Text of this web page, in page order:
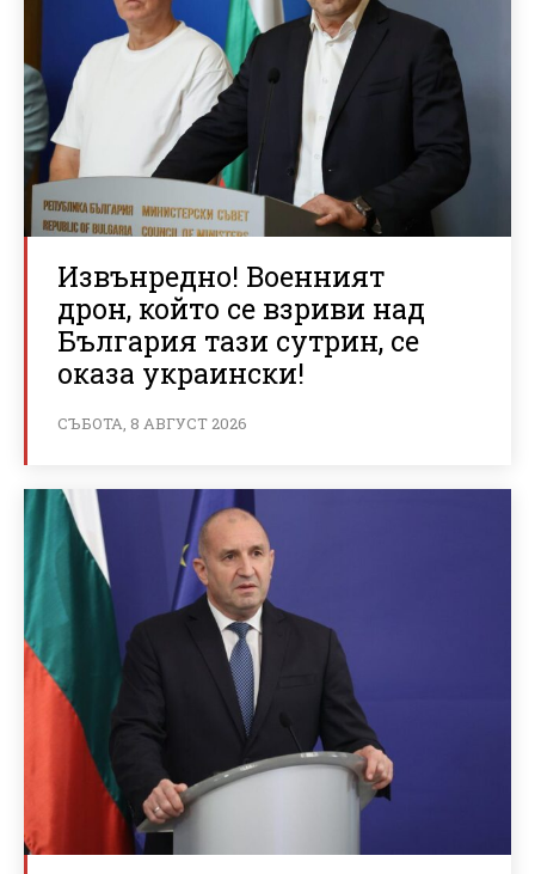
Извънредно! Военният
дрон, който се взриви над
България тази сутрин, се
оказа украински!
СЪБОТА, 8 АВГУСТ 2026